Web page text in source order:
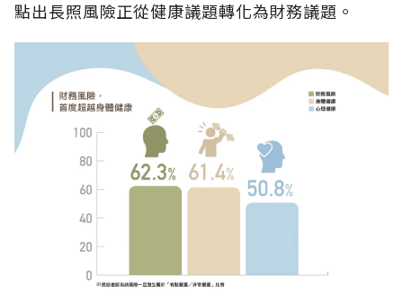
點出長照風險正從健康議題轉化為財務議題。